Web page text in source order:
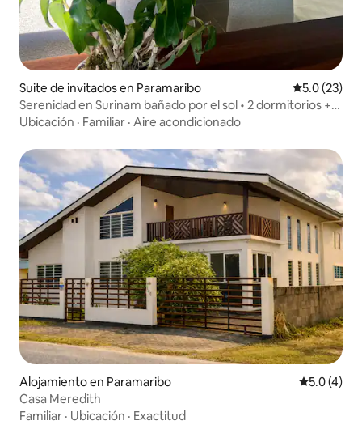
Suite de invitados en Paramaribo Calificación
5.0 (23)
Serenidad en Surinam bañado por el sol • 2 dormitorios +
patio
Ubicación · Familiar · Aire acondicionado
Alojamiento en Paramaribo
5.0 (4)
Casa Meredith
Familiar · Ubicación · Exactitud